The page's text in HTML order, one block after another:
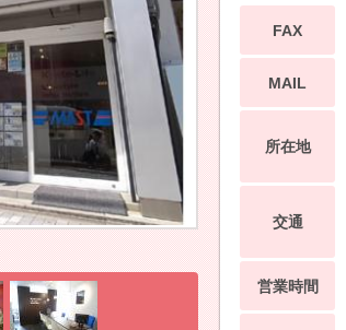
FAX
MAIL
所在地
交通
営業時間